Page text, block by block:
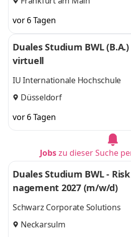
vor 6 Tagen
Duales Studium BWL
virtuell
IU Internationale Hochschule
Düsseldorf
vor 6 Tagen
Jobszu dieser Suche
Duales Studium BWL -
nagement 2027 (m/w/d)
Schwarz Corporate Solutions
Neckarsulm